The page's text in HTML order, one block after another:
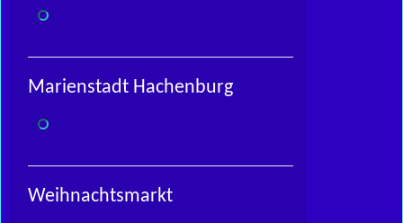
Marienstadt Hachenburg
Weihnachtsmarkt